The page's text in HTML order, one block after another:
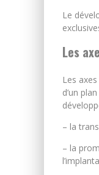
Le
Les
Les
d’un
– la
– la